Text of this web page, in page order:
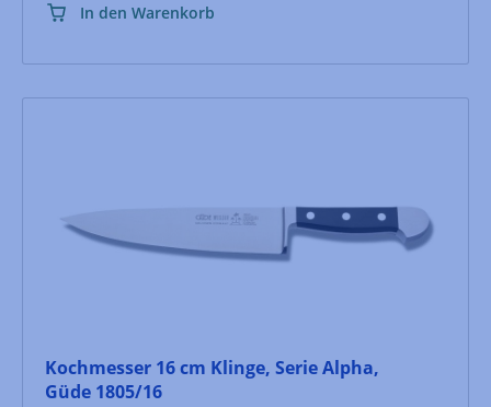
In den Warenkorb
Kochmesser 16 cm Klinge, Serie Alpha,
Güde 1805/16